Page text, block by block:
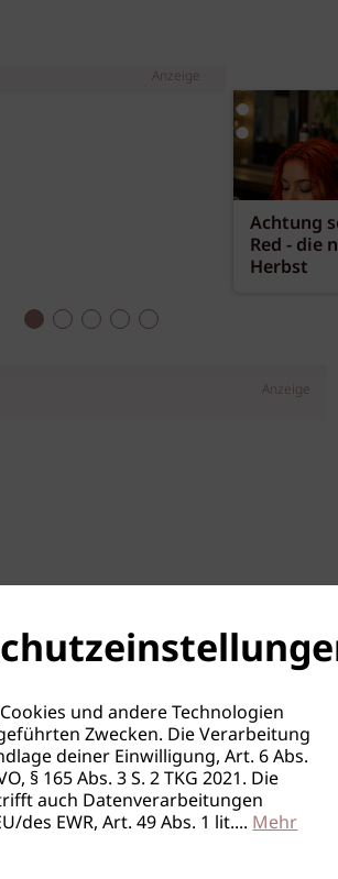
Anzeige
Achtung
Red - die
Herbst
Anzeige
und andere Technologien
Zwecken. Die Verarbeitung
deiner Einwilligung, Art. 6 Abs.
§ 165 Abs. 3 S. 2 TKG 2021. Die
auch Datenverarbeitungen
des EWR, Art. 49 Abs. 1 lit....Mehr